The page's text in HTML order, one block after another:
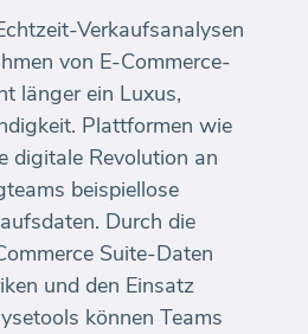
Verkaufsanalysen
von E-Commerce-
länger ein Luxus,
Plattformen wie
digitale Revolution an
beispiellose
Durch die
Suite-Daten
und den Einsatz
können Teams